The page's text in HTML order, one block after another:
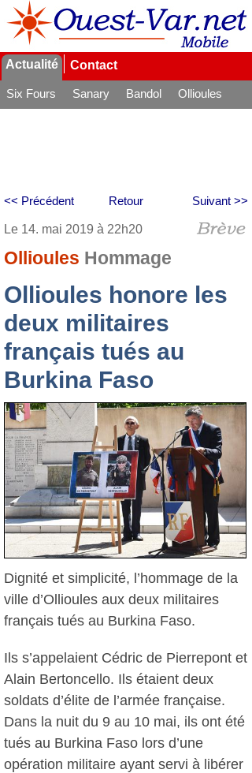
Actualité Contact
Six Fours Sanary Bandol
Ollioules
Retour
<< Précédent Suivant >>
Le 14. mai 2019 à 22h20
Ollioules Hommage
Ollioules honore les
deux militaires
français tués au
Burkina Faso
Dignité et simplicité, l’hommage de la
ville d’Ollioules aux deux militaires
français tués au Burkina Faso.
Ils s’appelaient Cédric de Pierrepont et
Alain Bertoncello. Ils étaient deux
soldats d’élite de l’armée française.
Dans la nuit du 9 au 10 mai, ils ont été
tués au Burkina Faso lors d’une
opération militaire ayant servi à libérer